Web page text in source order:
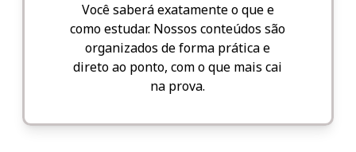
Você saberá exatamente o que e
como estudar. Nossos conteúdos são
organizados de forma prática e
direto ao ponto, com o que mais cai
na prova.